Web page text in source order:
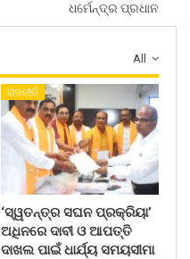
ଧର୍ମେନ୍ଦ୍ର ପ୍ରଧାନ
All
ରାଜନୀତି
‘ସ୍ୱତନ୍ତ୍ର ସଘନ ପ୍ରକ୍ରିୟା’
ଅଧିନରେ ଦାବୀ ଓ ଆପତ୍ତି
ଦାଖଲ ପାଇଁ ଧାର୍ଯ୍ୟ ସମୟସୀମା